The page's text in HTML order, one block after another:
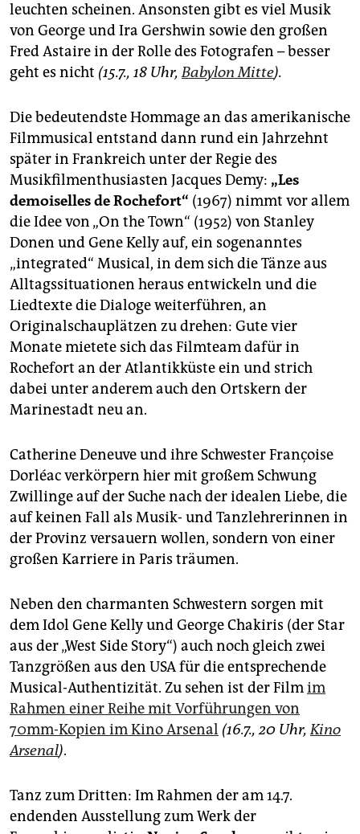
leuchten scheinen. Ansonsten gibt es viel Musik
von George und Ira Gershwin sowie den großen
Fred Astaire in der Rolle des Fotografen – besser
geht es nicht (15.7., 18 Uhr,Babylon Mitte).
Die bedeutendste Hommage an das amerikanische
Filmmusical entstand dann rund ein Jahrzehnt
später in Frankreich unter der Regie des
Musikfilmenthusiasten Jacques Demy: „Les
demoiselles de Rochefort“ (1967) nimmt vor allem
die Idee von „On the Town“ (1952) von Stanley
Donen und Gene Kelly auf, ein sogenanntes
„integrated“ Musical, in dem sich die Tänze aus
Alltagssituationen heraus entwickeln und die
Liedtexte die Dialoge weiterführen, an
Originalschauplätzen zu drehen: Gute vier
Monate mietete sich das Filmteam dafür in
Rochefort an der Atlantikküste ein und strich
dabei unter anderem auch den Ortskern der
Marinestadt neu an.
Catherine Deneuve und ihre Schwester Françoise
Dorléac verkörpern hier mit großem Schwung
Zwillinge auf der Suche nach der idealen Liebe, die
auf keinen Fall als Musik- und Tanzlehrerinnen in
der Provinz versauern wollen, sondern von einer
großen Karriere in Paris träumen.
Neben den charmanten Schwestern sorgen mit
dem Idol Gene Kelly und George Chakiris (der Star
aus der „West Side Story“) auch noch gleich zwei
Tanzgrößen aus den USA für die entsprechende
Musical-Authentizität. Zu sehen ist der Filmim
Rahmen einer Reihe mit Vorführungen von
70mm-Kopien im Kino Arsenal (16.7., 20 Uhr,Kino
Arsenal).
Tanz zum Dritten: Im Rahmen der am 14.7.
endenden Ausstellung zum Werk der